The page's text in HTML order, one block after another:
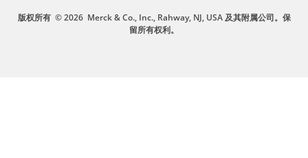
版权所有 © 2026 Merck & Co., Inc., Rahway, NJ, USA 及其附属公司。保
留所有权利。